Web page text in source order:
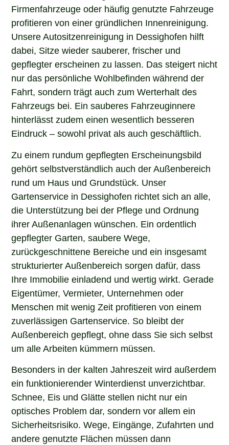
Firmenfahrzeuge oder häufig genutzte Fahrzeuge
profitieren von einer gründlichen Innenreinigung.
Unsere Autositzenreinigung in Dessighofen hilft
dabei, Sitze wieder sauberer, frischer und
gepflegter erscheinen zu lassen. Das steigert nicht
nur das persönliche Wohlbefinden während der
Fahrt, sondern trägt auch zum Werterhalt des
Fahrzeugs bei. Ein sauberes Fahrzeuginnere
hinterlässt zudem einen wesentlich besseren
Eindruck – sowohl privat als auch geschäftlich.
Zu einem rundum gepflegten Erscheinungsbild
gehört selbstverständlich auch der Außenbereich
rund um Haus und Grundstück. Unser
Gartenservice in Dessighofen richtet sich an alle,
die Unterstützung bei der Pflege und Ordnung
ihrer Außenanlagen wünschen. Ein ordentlich
gepflegter Garten, saubere Wege,
zurückgeschnittene Bereiche und ein insgesamt
strukturierter Außenbereich sorgen dafür, dass
Ihre Immobilie einladend und wertig wirkt. Gerade
Eigentümer, Vermieter, Unternehmen oder
Menschen mit wenig Zeit profitieren von einem
zuverlässigen Gartenservice. So bleibt der
Außenbereich gepflegt, ohne dass Sie sich selbst
um alle Arbeiten kümmern müssen.
Besonders in der kalten Jahreszeit wird außerdem
ein funktionierender Winterdienst unverzichtbar.
Schnee, Eis und Glätte stellen nicht nur ein
optisches Problem dar, sondern vor allem ein
Sicherheitsrisiko. Wege, Eingänge, Zufahrten und
andere genutzte Flächen müssen dann